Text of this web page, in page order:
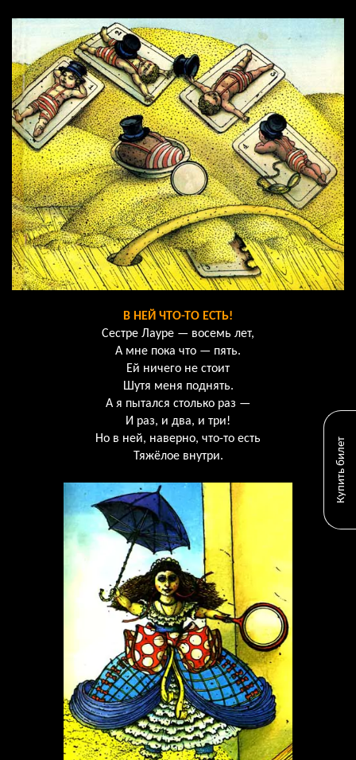
Купить билет
В НЕЙ ЧТО-ТО ЕСТЬ!
Сестре Лауре — восемь лет,
А мне пока что — пять.
Ей ничего не стоит
Шутя меня поднять.
А я пытался столько раз —
И раз, и два, и три!
Но в ней, наверно, что-то есть
Тяжёлое внутри.